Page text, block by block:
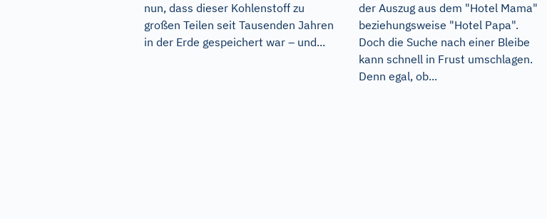
nun, dass dieser Kohlenstoff zu
großen Teilen seit Tausenden Jahren
in der Erde gespeichert war – und...
der Auszug aus dem "Hotel Mama"
beziehungsweise "Hotel Papa".
Doch die Suche nach einer Bleibe
kann schnell in Frust umschlagen.
Denn egal, ob...